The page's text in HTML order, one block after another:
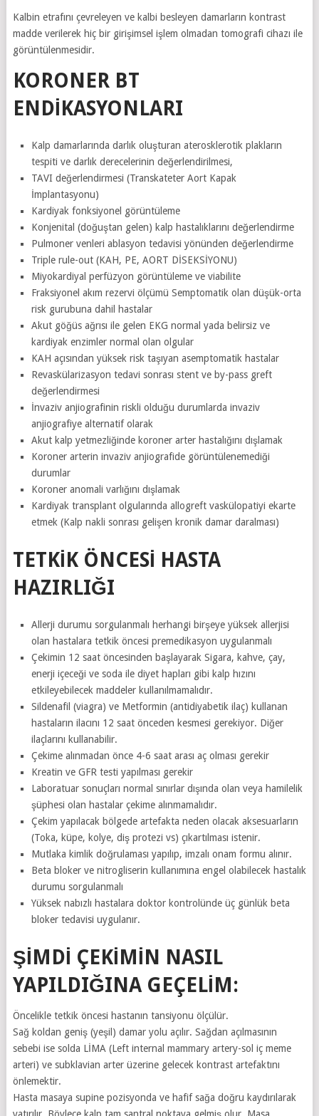
Kalbin etrafını çevreleyen ve kalbi besleyen damarların kontrast
madde verilerek hiç bir girişimsel işlem olmadan tomografi cihazı ile
görüntülenmesidir.
KORONER BT
ENDIKASYONLARI
Kalp damarlarında darlık oluşturan aterosklerotik plakların
tespiti ve darlık derecelerinin değerlendirilmesi,
TAVI değerlendirmesi (Transkateter Aort Kapak
İmplantasyonu)
Kardiyak fonksiyonel görüntüleme
Konjenital (doğuştan gelen) kalp hastalıklarını değerlendirme
Pulmoner venleri ablasyon tedavisi yönünden değerlendirme
Triple rule-out (KAH, PE, AORT DİSEKSİYONU)
Miyokardiyal perfüzyon görüntüleme ve viabilite
Fraksiyonel akım rezervi ölçümü Semptomatik olan düşük-orta
risk gurubuna dahil hastalar
Akut göğüs ağrısı ile gelen EKG normal yada belirsiz ve
kardiyak enzimler normal olan olgular
KAH açısından yüksek risk taşıyan asemptomatik hastalar
Revaskülarizasyon tedavi sonrası stent ve by-pass greft
değerlendirmesi
İnvaziv anjiografinin riskli olduğu durumlarda invaziv
anjiografiye alternatif olarak
Akut kalp yetmezliğinde koroner arter hastalığını dışlamak
Koroner arterin invaziv anjiografide görüntülenemediği
durumlar
Koroner anomali varlığını dışlamak
Kardiyak transplant olgularında allogreft vaskülopatiyi ekarte
etmek (Kalp nakli sonrası gelişen kronik damar daralması)
TETKİK ÖNCESİ HASTA
HAZIRLIĞI
Allerji durumu sorgulanmalı herhangi birşeye yüksek allerjisi
olan hastalara tetkik öncesi premedikasyon uygulanmalı
Çekimin 12 saat öncesinden başlayarak Sigara, kahve, çay,
enerji içeceği ve soda ile diyet hapları gibi kalp hızını
etkileyebilecek maddeler kullanılmamalıdır.
Sildenafil (viagra) ve Metformin (antidiyabetik ilaç) kullanan
hastaların ilacını 12 saat önceden kesmesi gerekiyor. Diğer
ilaçlarını kullanabilir.
Çekime alınmadan önce 4-6 saat arası aç olması gerekir
Kreatin ve GFR testi yapılması gerekir
Laboratuar sonuçları normal sınırlar dışında olan veya hamilelik
şüphesi olan hastalar çekime alınmamalıdır.
Çekim yapılacak bölgede artefakta neden olacak aksesuarların
(Toka, küpe, kolye, diş protezi vs) çıkartılması istenir.
Mutlaka kimlik doğrulaması yapılıp, imzalı onam formu alınır.
Beta bloker ve nitrogliserin kullanımına engel olabilecek hastalık
durumu sorgulanmalı
Yüksek nabızlı hastalara doktor kontrolünde üç günlük beta
bloker tedavisi uygulanır.
ŞIMDI ÇEKIMIN NASIL
YAPILDIĞINA GEÇELIM:
Öncelikle tetkik öncesi hastanın tansiyonu ölçülür.
Sağ koldan geniş (yeşil) damar yolu açılır. Sağdan açılmasının
sebebi ise solda LİMA (Left internal mammary artery-sol iç meme
arteri) ve subklavian arter üzerine gelecek kontrast artefaktını
önlemektir.
Hasta masaya supine pozisyonda ve hafif sağa doğru kaydırılarak